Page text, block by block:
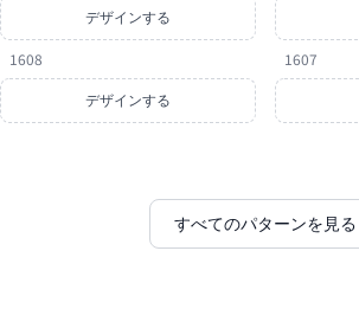
デザインする
1608
デザインする
1607
すべてのパターンを見る